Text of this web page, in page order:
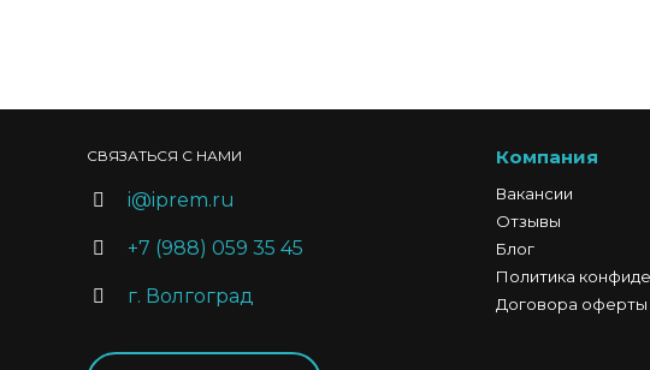
СВЯЗАТЬСЯ С НАМИ
i@iprem.ru
+7 (988) 059 35 45
г. Волгоград
Компания
Вакансии
Отзывы
Блог
Политика
Договора оферты